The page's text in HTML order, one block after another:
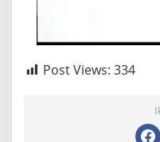
Post Views: 334